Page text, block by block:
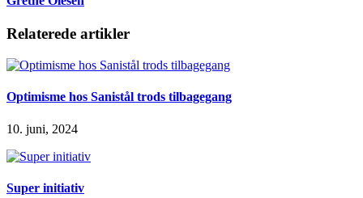
Relaterede artikler
Optimisme hos Sanistål trods tilbagegang
10. juni, 2024
Super initiativ